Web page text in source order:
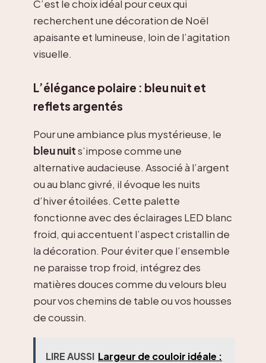
C’est le choix idéal pour ceux qui
recherchent une décoration de Noël
apaisante et lumineuse, loin de l’agitation
visuelle.
L’élégance polaire : bleu nuit et
reflets argentés
Pour une ambiance plus mystérieuse, le
bleu nuits’impose comme une
alternative audacieuse. Associé à l’argent
ou au blanc givré, il évoque les nuits
d’hiver étoilées. Cette palette
fonctionne avec des éclairages LED blanc
froid, qui accentuent l’aspect cristallin de
la décoration. Pour éviter que l’ensemble
ne paraisse trop froid, intégrez des
matières douces comme du velours bleu
pour vos chemins de table ou vos housses
de coussin.
LIRE AUSSI Largeur de couloir idéale :